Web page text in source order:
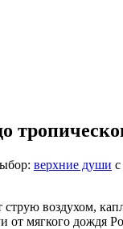
верхние души
воздухом,
от мягкого дождя